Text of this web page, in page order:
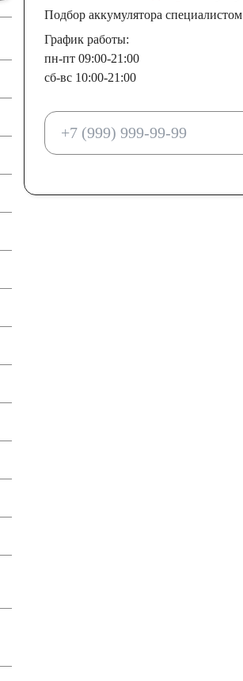
Подбор аккумулятора специалистом
График работы:
пн-пт 09:00-21:00
сб-вс 10:00-21:00